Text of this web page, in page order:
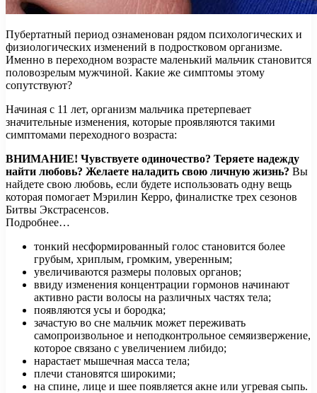
Пубертатный период ознаменован рядом психологических и
физиологических изменений в подростковом организме.
Именно в переходном возрасте маленький мальчик становится
половозрелым мужчиной. Какие же симптомы этому
сопутствуют?
Начиная с 11 лет, организм мальчика претерпевает
значительные изменения, которые проявляются такими
симптомами переходного возраста:
ВНИМАНИЕ! Чувствуете одиночество? Теряете надежду
найти любовь? Желаете наладить свою личную жизнь? Вы
найдете свою любовь, если будете использовать одну вещь
которая помогает Мэрилин Керро, финалистке трех сезонов
Битвы Экстрасенсов.
Подробнее…
тонкий несформированный голос становится более
грубым, хриплым, громким, уверенным;
увеличиваются размеры половых органов;
ввиду изменения концентрации гормонов начинают
активно расти волосы на различных частях тела;
появляются усы и бородка;
зачастую во сне мальчик может переживать
самопроизвольное и неподконтрольное семяизвержение,
которое связано с увеличением либидо;
нарастает мышечная масса тела;
плечи становятся широкими;
на спине, лице и шее появляется акне или угревая сыпь.